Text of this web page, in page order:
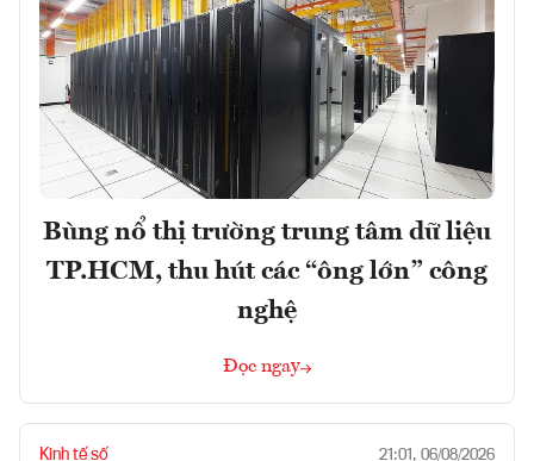
Bùng nổ thị trường trung tâm dữ liệu
TP.HCM, thu hút các “ông lớn” công
nghệ
Đọc ngay
Kinh tế số 21:01, 06/08/2026